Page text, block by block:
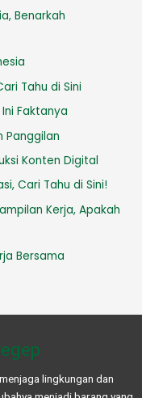
Benarkah
Tahu di Sini
Faktanya
Panggilan
Konten Digital
Cari Tahu di Sini!
Kerja, Apakah
Bersama
lingkungan dan